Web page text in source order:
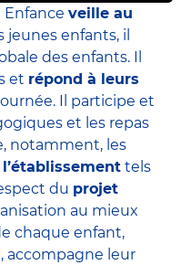
Enfance veille au
jeunes enfants, il
des enfants. Il
et répond à leurs
Il participe et
et les repas
notamment, les
l’établissement tels
du projet
au mieux
chaque enfant,
accompagne leur